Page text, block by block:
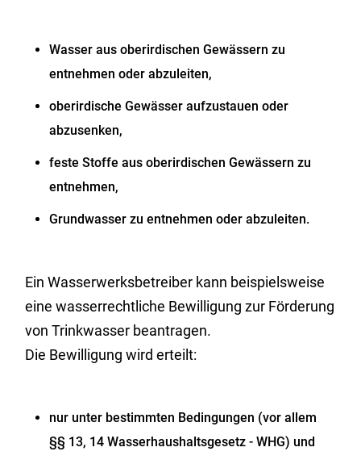
Wasser aus oberirdischen Gewässern zu
entnehmen oder abzuleiten,
oberirdische Gewässer aufzustauen oder
abzusenken,
feste Stoffe aus oberirdischen Gewässern zu
entnehmen,
Grundwasser zu entnehmen oder abzuleiten.
Ein Wasserwerksbetreiber kann beispielsweise
eine wasserrechtl iche Bewilligung zur Förderung
von Trinkwasser beantragen.
Die Bewilligung wird erteilt:
nur unter bestimmten Bedingungen (vor allem
§§ 13, 14 Wasserhaushaltsgesetz - WHG) und